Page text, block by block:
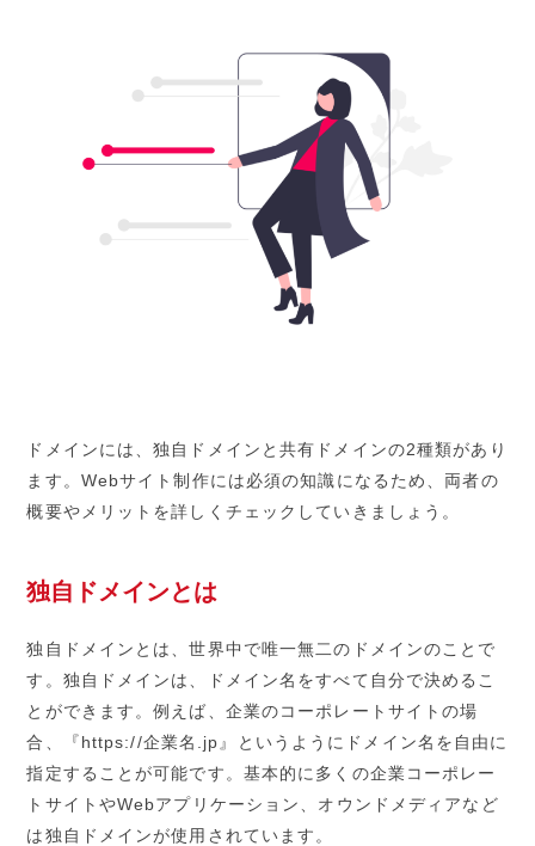
ドメインには、独自ドメインと共有ドメインの2種類があり
ます。Webサイト制作には必須の知識になるため、両者の
概要やメリットを詳しくチェックしていきましょう。
独自ドメインとは
独自ドメインとは、世界中で唯一無二のドメインのことで
す。独自ドメインは、ドメイン名をすべて自分で決めるこ
とができます。例えば、企業のコーポレートサイトの場
合、『https://企業名.jp』というようにドメイン名を自由に
指定することが可能です。基本的に多くの企業コーポレー
トサイトやWebアプリケーション、オウンドメディアなど
は独自ドメインが使用されています。